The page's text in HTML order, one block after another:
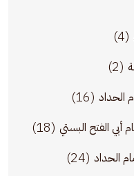
(4)
(2)
الحداد (16)
الفتح البستي (18)
الحداد (24)